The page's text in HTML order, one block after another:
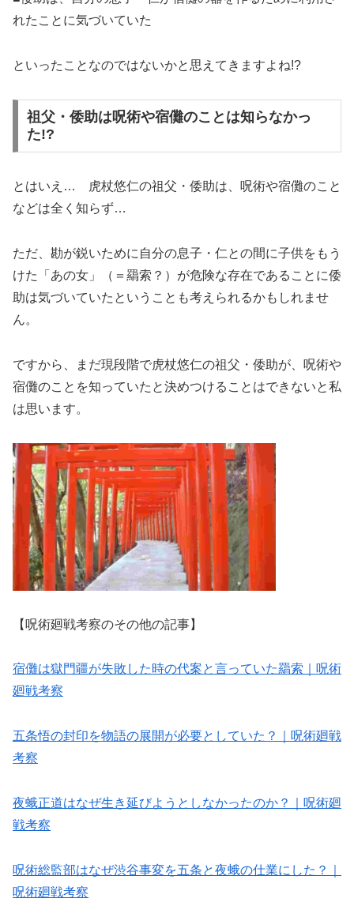
れたことに気づいていた
といったことなのではないかと思えてきますよね!?
祖父・倭助は呪術や宿儺のことは知らなかっ
た!?
とはいえ… 虎杖悠仁の祖父・倭助は、呪術や宿儺のこと
などは全く知らず…
ただ、勘が鋭いために自分の息子・仁との間に子供をもう
けた「あの女」（＝羂索？）が危険な存在であることに倭
助は気づいていたということも考えられるかもしれませ
ん。
ですから、まだ現段階で虎杖悠仁の祖父・倭助が、呪術や
宿儺のことを知っていたと決めつけることはできないと私
は思います。
【呪術廻戦考察のその他の記事】
宿儺は獄門疆が失敗した時の代案と言っていた羂索｜呪術
廻戦考察
五条悟の封印を物語の展開が必要としていた？｜呪術廻戦
考察
夜蛾正道はなぜ生き延びようとしなかったのか？｜呪術廻
戦考察
呪術総監部はなぜ渋谷事変を五条と夜蛾の仕業にした？｜
呪術廻戦考察